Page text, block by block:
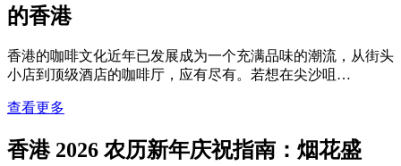
的香港
香港的咖啡文化近年已发展成为一个充满品味的潮流，从街头
小店到顶级酒店的咖啡厅，应有尽有。若想在尖沙咀…
查看更多
香港 2026 农历新年庆祝指南：烟花盛